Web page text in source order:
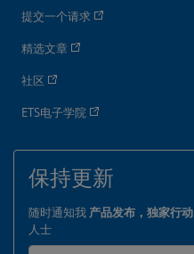
提交一个请求
精选文章
社区
ETS电子学院
保持更新
随时通知我 产品发布，独家行动
人士